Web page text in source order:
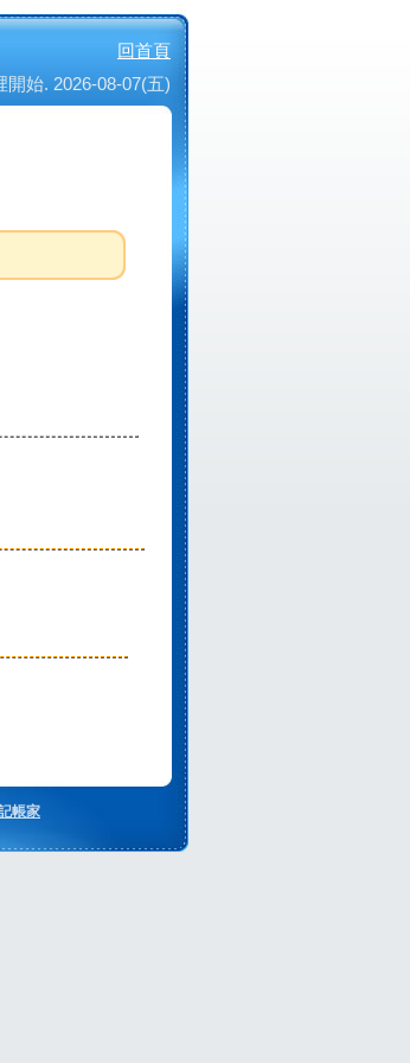
回首頁
開始. 2026-08-07(五)
帳家